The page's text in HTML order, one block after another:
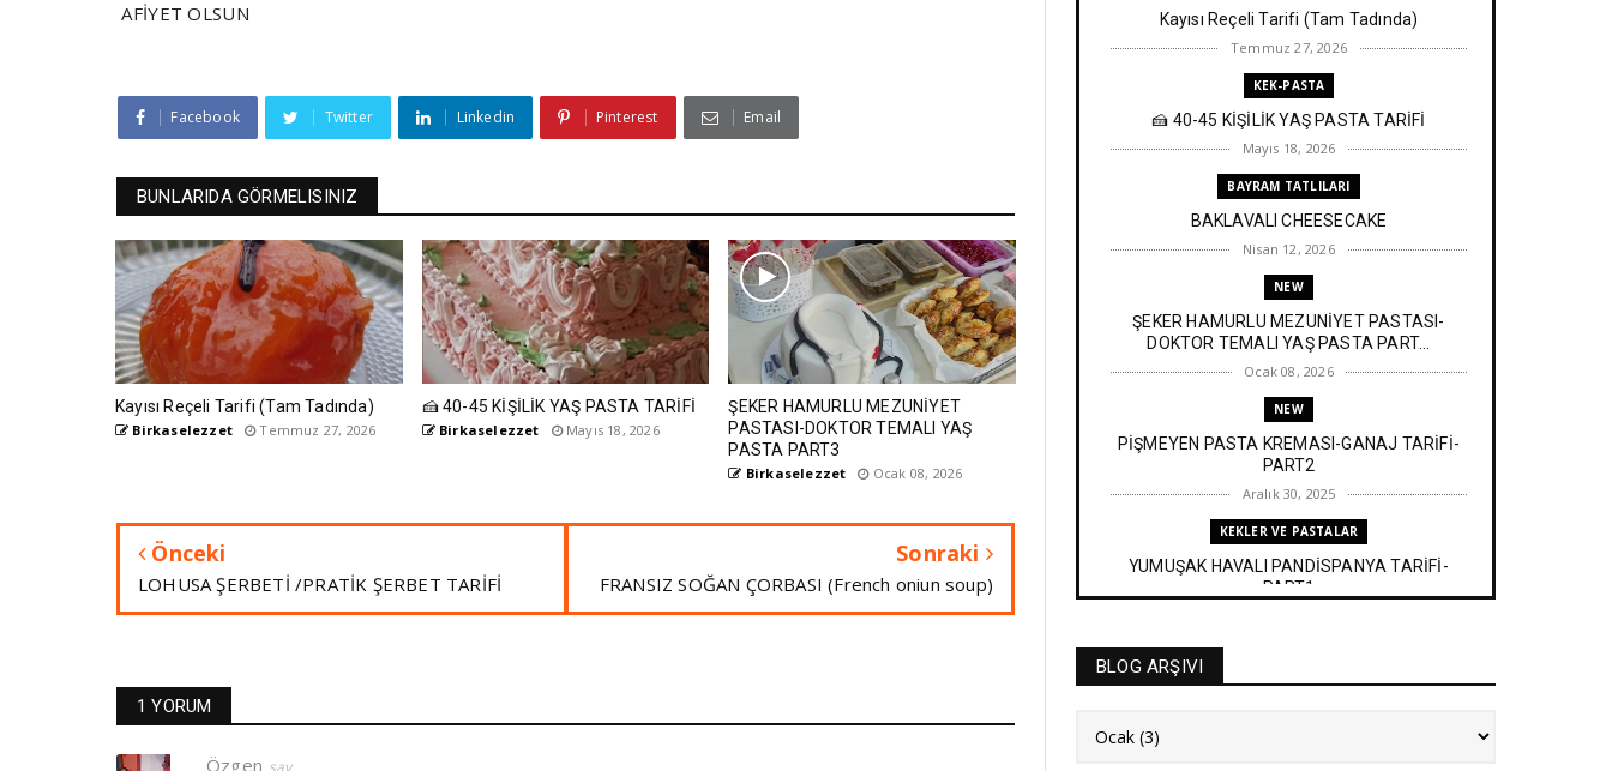
AFİYET OLSUN
Facebook Twitter Linkedin Pinterest Email
BUNLARIDA GÖRMELISINIZ
Kayısı Reçeli Tarifi (Tam Tadında)
Birkaselezzet Temmuz 27, 2026
🍰 40-45 KİŞİLİK YAŞ PASTA TARİFİ
Birkaselezzet Mayıs 18, 2026
ŞEKER HAMURLU MEZUNİYET
PASTASI-DOKTOR TEMALI YAŞ
PASTA PART3
Birkaselezzet Ocak 08, 2026
Önceki
LOHUSA ŞERBETİ /PRATİK ŞERBET TARİFİ
Sonraki
FRANSIZ SOĞAN ÇORBASI (French oniun soup)
1 YORUM
Özgen
Kayısı Reçeli Tarifi (Tam Tadında)
Temmuz 27, 2026
KEK-PASTA
🍰 40-45 KİŞİLİK YAŞ PASTA TARİFİ
Mayıs 18, 2026
BAYRAM TATLILARI
BAKLAVALI CHEESECAKE
Nisan 12, 2026
NEW
ŞEKER HAMURLU MEZUNİYET PASTASI-
DOKTOR TEMALI YAŞ PASTA PART...
Ocak 08, 2026
NEW
PİŞMEYEN PASTA KREMASI-GANAJ TARİFİ-
PART2
Aralık 30, 2025
KEKLER VE PASTALAR
YUMUŞAK HAVALI PANDİSPANYA TARİFİ-
PART1
İRMİK HELVASI TARİFİ
BLOG ARŞIVI